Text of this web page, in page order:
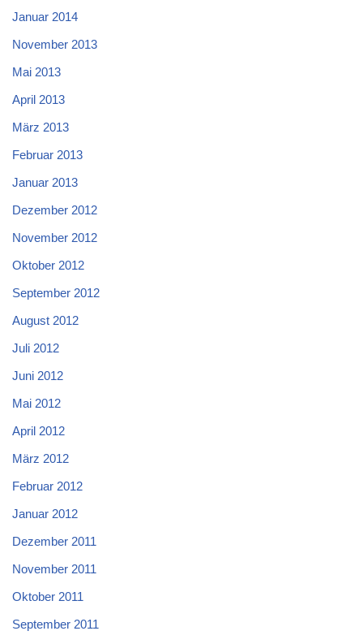
Januar 2014
November 2013
Mai 2013
April 2013
März 2013
Februar 2013
Januar 2013
Dezember 2012
November 2012
Oktober 2012
September 2012
August 2012
Juli 2012
Juni 2012
Mai 2012
April 2012
März 2012
Februar 2012
Januar 2012
Dezember 2011
November 2011
Oktober 2011
September 2011